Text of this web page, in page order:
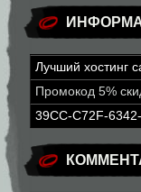
Лучший хостинг
Промокод 5%
39CC-C72F-